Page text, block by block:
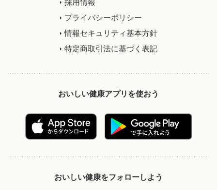
プライバシーポリシー
情報セキュリティ基本方針
特定商取引法に基づく表記
おいしい健康アプリを使おう
おいしい健康をフォローしよう